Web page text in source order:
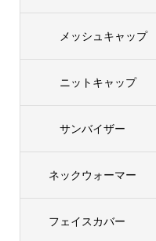
メッシュキャップ
ニットキャップ
サンバイザー
ネックウォーマー
フェイスカバー